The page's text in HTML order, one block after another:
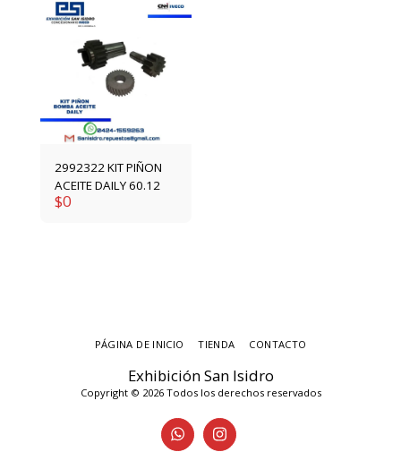
2992322 KIT PIÑON
ACEITE DAILY 60.12
$0
Exhibición San Isidro
Copyright © 2026 Todos los derechos reservados
PÁGINA DE INICIO TIENDA CONTACTO